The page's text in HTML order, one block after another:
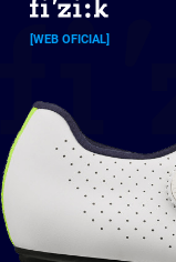
[WEB OFICIAL]